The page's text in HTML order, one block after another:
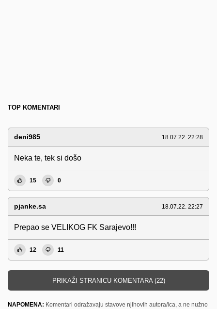
TOP KOMENTARI
deni985 18.07.22. 22:28
Neka te, tek si došo
15 0
pjanke.sa 18.07.22. 22:27
Prepao se VELIKOG FK Sarajevo!!!
12 11
PRIKAŽI STRANICU KOMENTARA (22)
NAPOMENA: Komentari odražavaju stavove njihovih autora/ica, a ne nužno